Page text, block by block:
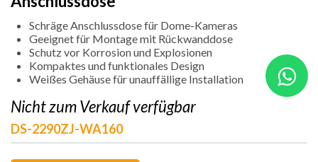
Schräge Anschlussdose für Dome-Kameras
Geeignet für Montage mit Rückwanddose
Schutz vor Korrosion und Explosionen
Kompaktes und funktionales Design
Weißes Gehäuse für unauffällige Installation
Nicht zum Verkauf verfügbar
DS-2290ZJ-WA160